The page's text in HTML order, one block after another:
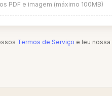
PDF e imagem (máximo 100MB)
Termos de Serviço e leu nossa